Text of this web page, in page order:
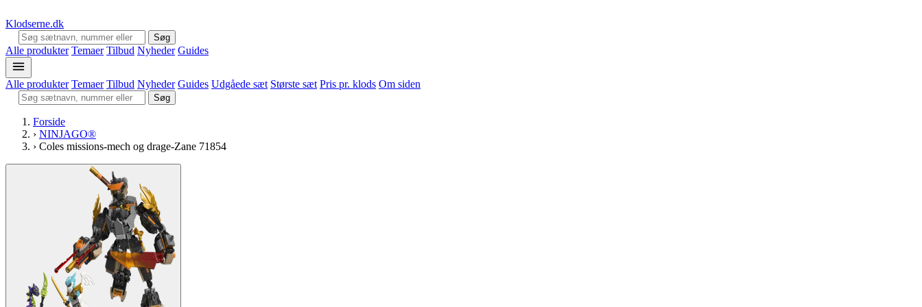
Klodserne.dk
Søg
Alle produkter Temaer Tilbud Nyheder Guides
Alle produkter Temaer Tilbud Nyheder Guides Udgåede sæt Største sæt Pris pr. klods Om siden
Søg
Forside
› NINJAGO®
› Coles missions-mech og drage-Zane 71854